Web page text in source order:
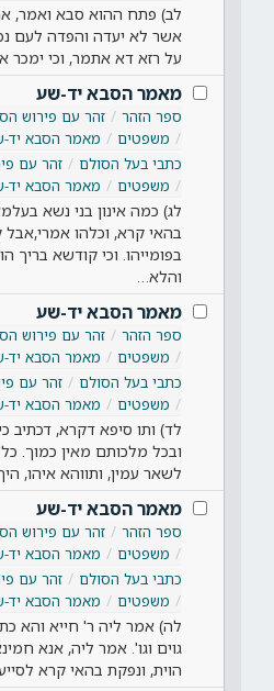
לב) פתח ההוא סבא ואמר,
אשר לא יעדה והפדה לעם
על רזא דא אתמר, וכי ימכר
מאמר הסבא יד-שע
ספר הזהר זהר עם פירוש
משפטים
מאמר הסבא
כתבי בעל הסולם
זהר עם
משפטים
מאמר הסבא
לג) כמה אינון בני נשא
בהאי קרא, וכלהו
בפומייהו. וכי קודשא בריך
והלא…
מאמר הסבא יד-שע
ספר הזהר זהר עם פירוש
משפטים
מאמר הסבא
כתבי בעל הסולם
זהר עם
משפטים
מאמר הסבא
לד) ותו סיפא דקרא, דכתיב
ובכל מלכותם מאין כמוך.
לשאר עמין, ותווהא איהו,
מאמר הסבא יד-שע
ספר הזהר זהר עם פירוש
משפטים
מאמר הסבא
כתבי בעל הסולם
זהר עם
משפטים
מאמר הסבא
לה) אמר ליה ר' חייא והא
גוים וגו'. אמר ליה, אנא
הוית, ונפקת בהאי קרא